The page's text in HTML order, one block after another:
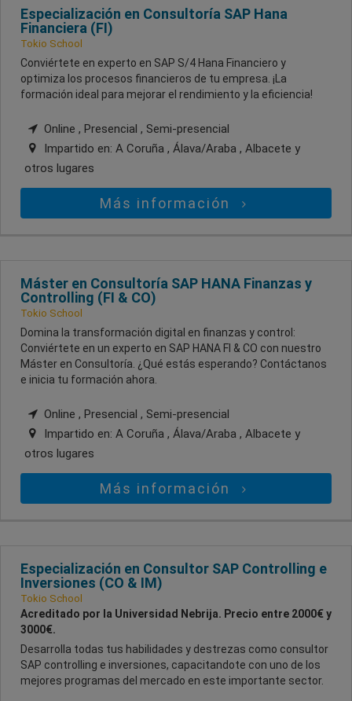
Especialización en Consultoría SAP Hana
Financiera (FI)
Tokio School
Conviértete en experto en SAP S/4 Hana Financiero y
optimiza los procesos financieros de tu empresa. ¡La
formación ideal para mejorar el rendimiento y la eficiencia!
Online , Presencial , Semi-presencial
Impartido en: A Coruña , Álava/Araba , Albacete y
otros lugares
Más información
Máster en Consultoría SAP HANA Finanzas y
Controlling (FI & CO)
Tokio School
Domina la transformación digital en finanzas y control:
Conviértete en un experto en SAP HANA FI & CO con nuestro
Máster en Consultoría. ¿Qué estás esperando? Contáctanos
e inicia tu formación ahora.
Online , Presencial , Semi-presencial
Impartido en: A Coruña , Álava/Araba , Albacete y
otros lugares
Más información
Especialización en Consultor SAP Controlling e
Inversiones (CO & IM)
Tokio School
Acreditado por la Universidad Nebrija. Precio entre 2000€ y
3000€.
Desarrolla todas tus habilidades y destrezas como consultor
SAP controlling e inversiones, capacitandote con uno de los
mejores programas del mercado en este importante sector.